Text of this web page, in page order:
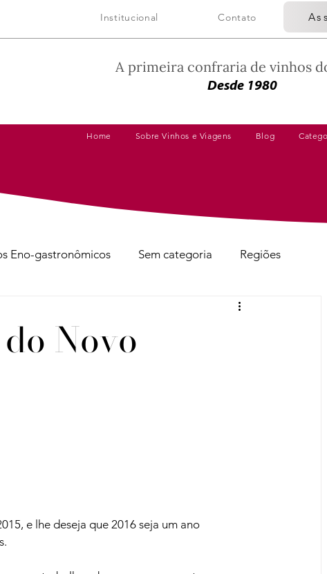
Institucional Contato
A primeira confraria de vinhos
Desde 1980
Home Sobre Vinhos e Viagens Blog
Eno-gastronômicos Sem categoria Regiões
Vinhos Avaliados
Novo